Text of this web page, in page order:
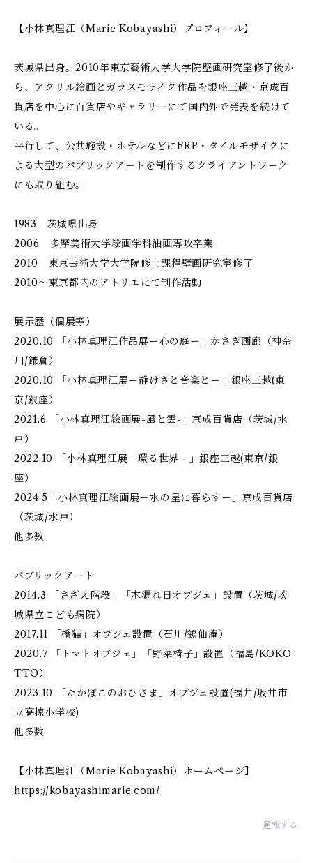
【小林真理江（Marie Kobayashi）プロフィール】
茨城県出身。2010年東京藝術大学大学院壁画研究室修了後か
ら、アクリル絵画とガラスモザイク作品を銀座三越・京成百
貨店を中心に百貨店やギャラリーにて国内外で発表を続けて
いる。
平行して、公共施設・ホテルなどにFRP・タイルモザイクに
よる大型のパブリックアートを制作するクライアントワーク
にも取り組む。
1983 茨城県出身
2006 多摩美術大学絵画学科油画専攻卒業
2010 東京芸術大学大学院修士課程壁画研究室修了
2010～東京都内のアトリエにて制作活動
展示歴（個展等）
2020.10 「小林真理江作品展ー心の庭ー」かさぎ画廊（神奈
川/鎌倉）
2020.10 「小林真理江展ー静けさと音楽とー」銀座三越(東
京/銀座）
2021.6 「小林真理江絵画展-風と雲-」京成百貨店（茨城/水
戸）
2022.10 「小林真理江展‐環る世界‐」銀座三越(東京/銀
座）
2024.5「小林真理江絵画展ー水の星に暮らすー」京成百貨店
（茨城/水戸）
他多数
パブリックアート
2014.3 「さざえ階段」「木漏れ日オブジェ」設置（茨城/茨
城県立こども病院）
2017.11 「橋猫」オブジェ設置（石川/鶴仙庵）
2020.7 「トマトオブジェ」「野菜椅子」設置（福島/KOKO
TTO）
2023.10 「たかぼこのおひさま」オブジェ設置(福井/坂井市
立高椋小学校)
他多数
【小林真理江（Marie Kobayashi）ホームページ】
https://kobayashimarie.com/
通報する